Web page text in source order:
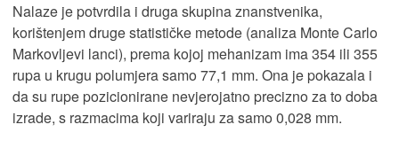
Nalaze je potvrdila i druga skupina znanstvenika,
korištenjem druge statističke metode (analiza Monte Carlo
Markovljevi lanci), prema kojoj mehanizam ima 354 ili 355
rupa u krugu polumjera samo 77,1 mm. Ona je pokazala i
da su rupe pozicionirane nevjerojatno precizno za to doba
izrade, s razmacima koji variraju za samo 0,028 mm.